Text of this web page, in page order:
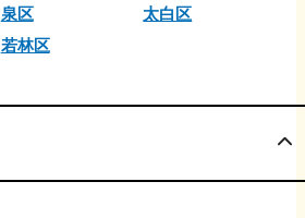
泉区
太白区
若林区